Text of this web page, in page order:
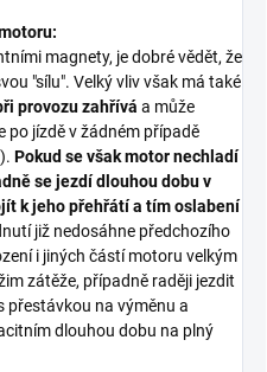
magnety, je dobré vědět, že
"sílu". Velký vliv však má také
provozu zahřívá a může
jízdě v žádném případě
Pokud se však motor nechladí
se jezdí dlouhou dobu v
k jeho přehřátí a tím oslabení
již nedosáhne předchozího
i jiných částí motoru velkým
zátěže, případně raději jezdit
přestávkou na výměnu a
dlouhou dobu na plný